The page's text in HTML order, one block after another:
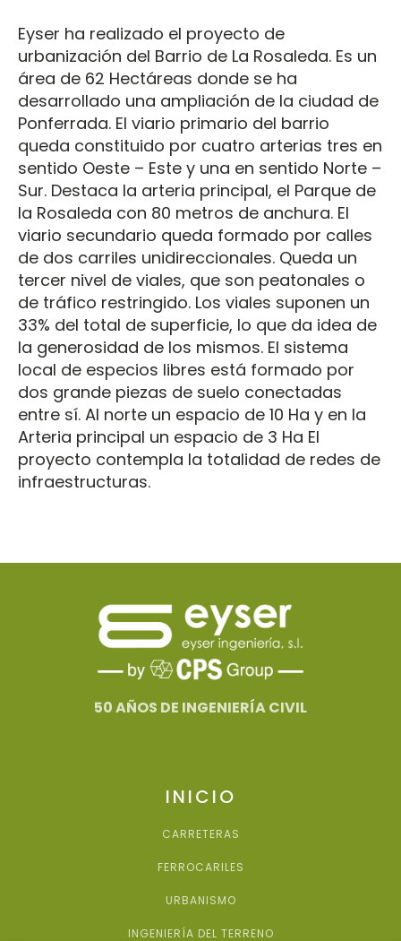
Eyser ha realizado el proyecto de
urbanización del Barrio de La Rosaleda. Es un
área de 62 Hectáreas donde se ha
desarrollado una ampliación de la ciudad de
Ponferrada. El viario primario del barrio
queda constituido por cuatro arterias tres en
sentido Oeste – Este y una en sentido Norte –
Sur. Destaca la arteria principal, el Parque de
la Rosaleda con 80 metros de anchura. El
viario secundario queda formado por calles
de dos carriles unidireccionales. Queda un
tercer nivel de viales, que son peatonales o
de tráfico restringido. Los viales suponen un
33% del total de superficie, lo que da idea de
la generosidad de los mismos. El sistema
local de especios libres está formado por
dos grande piezas de suelo conectadas
entre sí. Al norte un espacio de 10 Ha y en la
Arteria principal un espacio de 3 Ha El
proyecto contempla la totalidad de redes de
infraestructuras.
50 AÑOS DE INGENIERÍA CIVIL
INICIO
CARRETERAS
FERROCARILES
URBANISMO
INGENIERÍA DEL TERRENO